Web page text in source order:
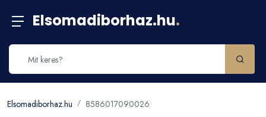
Elsomadiborhaz.hu.
Elsomadiborhaz.hu 8586017090026